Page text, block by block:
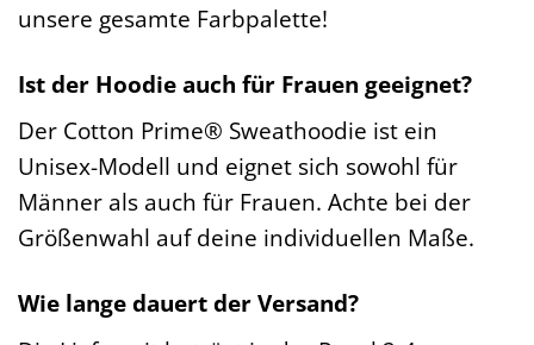
unsere gesamte Farbpalette!
Ist der Hoodie auch für Frauen geeignet?
Der Cotton Prime® Sweathoodie ist ein
Unisex-Modell und eignet sich sowohl für
Männer als auch für Frauen. Achte bei der
Größenwahl auf deine individuellen Maße.
Wie lange dauert der Versand?